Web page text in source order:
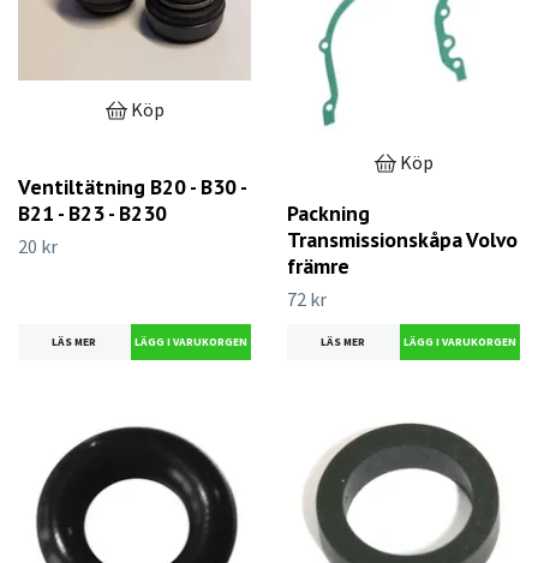
Köp
Ventiltätning B20 - B30 -
B21 - B23 - B230
20 kr
LÄS MER
Köp
Packning
Transmissionskåpa Volvo
främre
72 kr
LÄS MER